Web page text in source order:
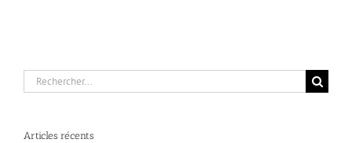
Rechercher:
Articles récents